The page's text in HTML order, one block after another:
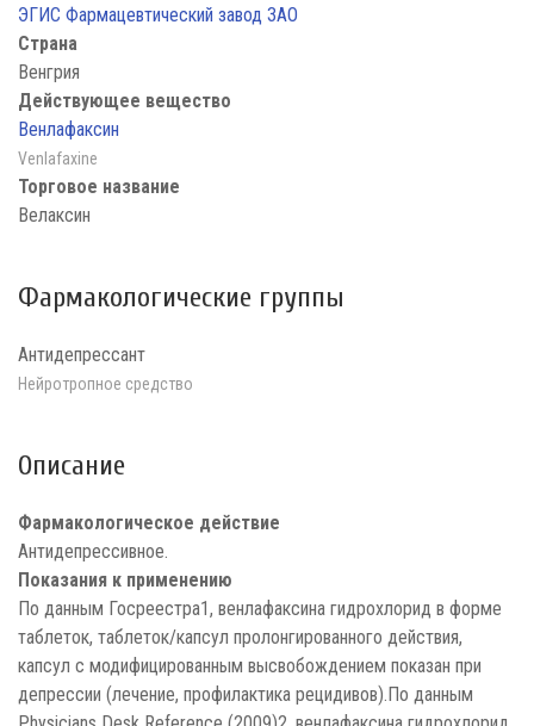
ЭГИС Фармацевтический завод ЗАО
Страна
Венгрия
Действующее вещество
Венлафаксин
Venlafaxine
Торговое название
Велаксин
Фармакологические группы
Антидепрессант
Нейротропное средство
Описание
Фармакологическое действие
Антидепрессивное.
Показания к применению
По данным Госреестра1, венлафаксина гидрохлорид в форме
таблеток, таблеток/капсул пролонгированного действия,
капсул с модифицированным высвобождением показан при
депрессии (лечение, профилактика рецидивов).По данным